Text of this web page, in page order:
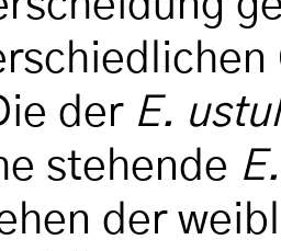
der E.
stehende
der